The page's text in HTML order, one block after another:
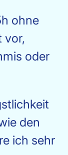
ohne
vor,
oder
den
ich sehr